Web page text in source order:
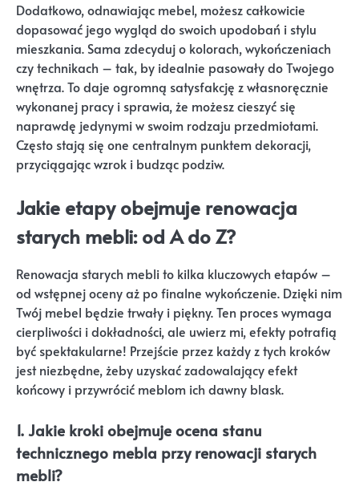
Dodatkowo, odnawiając mebel, możesz całkowicie
dopasować jego wygląd do swoich upodobań i stylu
mieszkania. Sama zdecyduj o kolorach, wykończeniach
czy technikach – tak, by idealnie pasowały do Twojego
wnętrza. To daje ogromną satysfakcję z własnoręcznie
wykonanej pracy i sprawia, że możesz cieszyć się
naprawdę jedynymi w swoim rodzaju przedmiotami.
Często stają się one centralnym punktem dekoracji,
przyciągając wzrok i budząc podziw.
Jakie etapy obejmuje renowacja
starych mebli: od A do Z?
Renowacja starych mebli to kilka kluczowych etapów –
od wstępnej oceny aż po finalne wykończenie. Dzięki nim
Twój mebel będzie trwały i piękny. Ten proces wymaga
cierpliwości i dokładności, ale uwierz mi, efekty potrafią
być spektakularne! Przejście przez każdy z tych kroków
jest niezbędne, żeby uzyskać zadowalający efekt
końcowy i przywrócić meblom ich dawny blask.
1. Jakie kroki obejmuje ocena stanu
technicznego mebla przy renowacji starych
mebli?